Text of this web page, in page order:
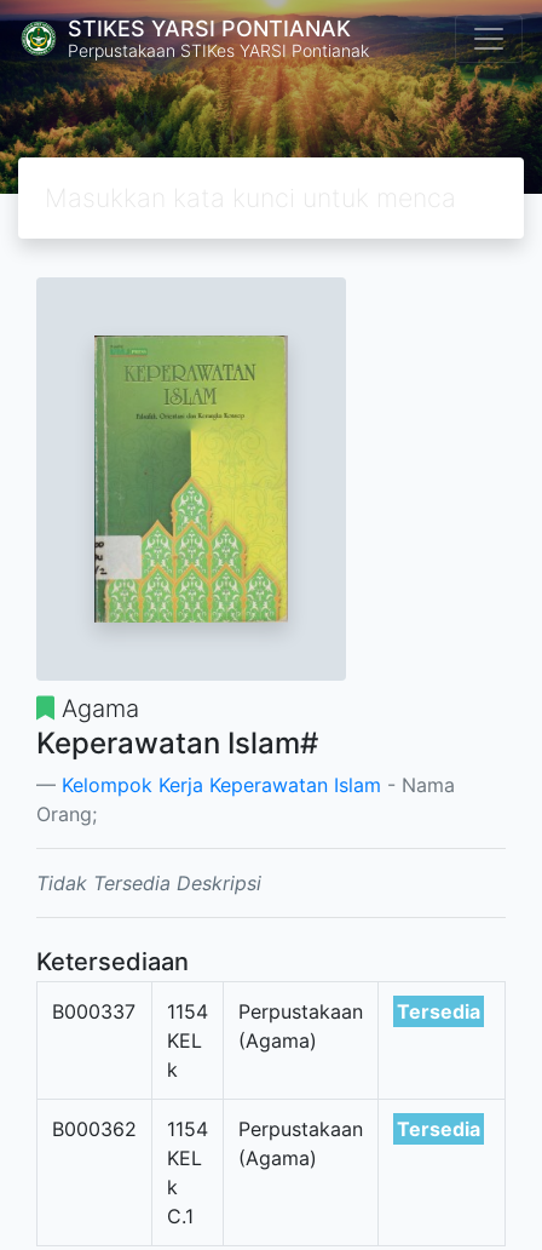
STIKES YARSI PONTIANAK
Perpustakaan STIKes YARSI Pontianak
Agama
Keperawatan Islam#
Kelompok Kerja Keperawatan Islam - Nama
Orang;
Tidak Tersedia Deskripsi
Ketersediaan
B000337
1154
KEL
k
Perpustakaan
(Agama)
Tersedia
B000362
1154
KEL
k
C.1
Perpustakaan
(Agama)
Tersedia